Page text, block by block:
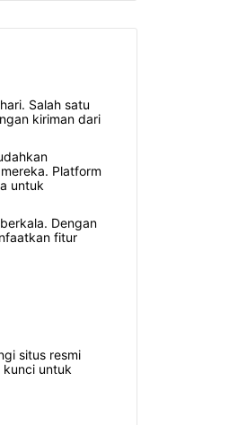
Salah satu
kiriman dari
Platform
untuk
Dengan
fitur
situs resmi
kunci untuk